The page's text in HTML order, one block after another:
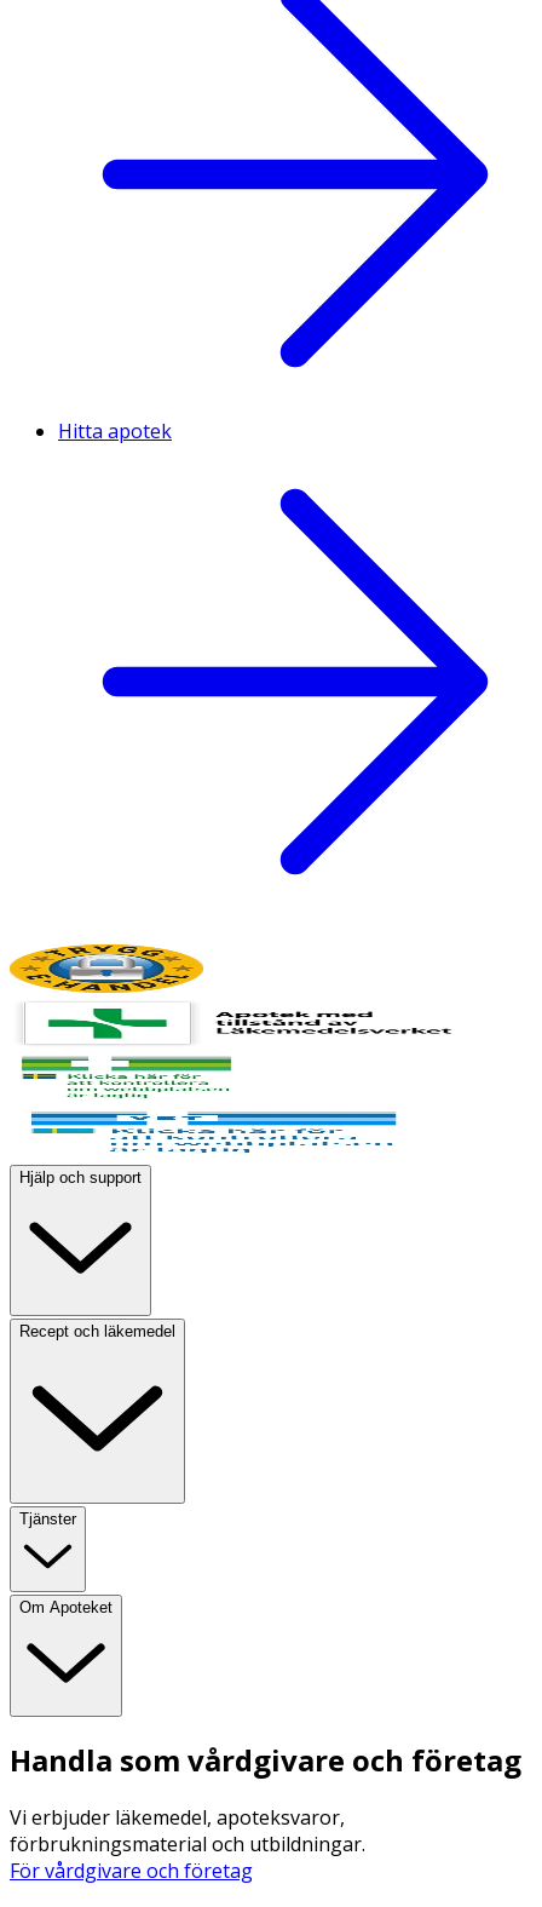
Hitta apotek
Hjälp och support
Recept och läkemedel
Tjänster
Om Apoteket
Handla som vårdgivare och företag
Vi erbjuder läkemedel, apoteksvaror,
förbrukningsmaterial och utbildningar.
För vårdgivare och företag